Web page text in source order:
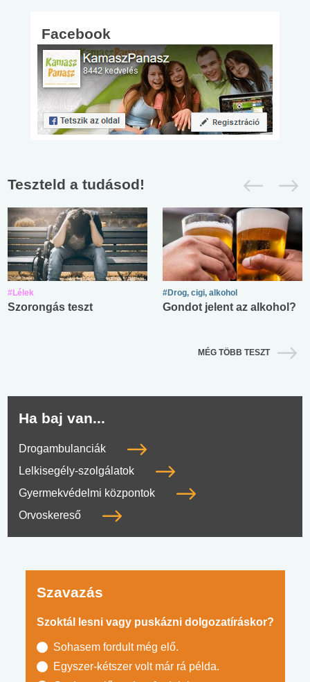
Facebook
Teszteld a tudásod!
#Lélek
Szorongás teszt
#Drog, cigi, alkohol
Gondot jelent az alkohol?
MÉG TÖBB TESZT
Ha baj van...
Drogambulanciák
Lelkisegély-szolgálatok
Gyermekvédelmi központok
Orvoskereső
Szavazás
Szoktál lesni vagy puskázni dolgozatíráskor?
Sohasem fordult még elő.
Egyszer-kétszer volt már rá példa.